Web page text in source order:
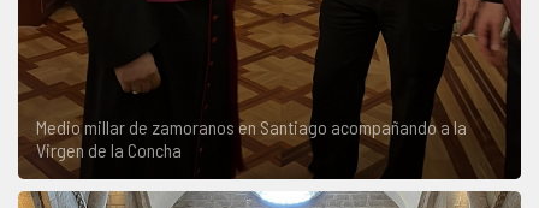
Medio millar de zamoranos en Santiago acompañando a la
Virgen de la Concha